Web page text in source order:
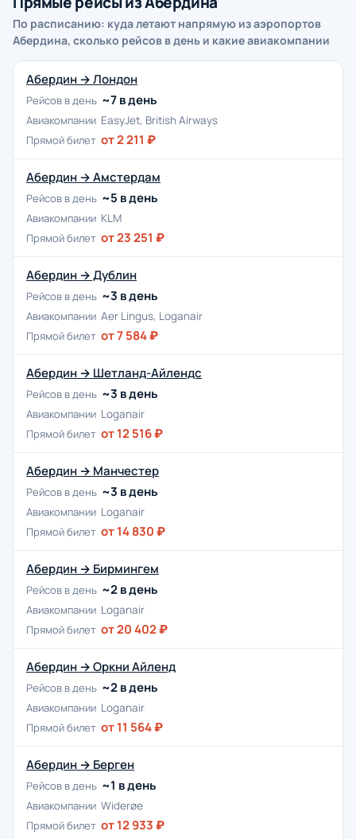
По расписанию: куда летают напрямую из аэропортов
Абердина, сколько рейсов в день и какие авиакомпании
Абердин → Лондон
Рейсов в день ~7 в день
Авиакомпании EasyJet, British Airways
Прямой билет от 2 211 ₽
Абердин → Амстердам
Рейсов в день ~5 в день
Авиакомпании KLM
Прямой билет от 23 251 ₽
Абердин → Дублин
Рейсов в день ~3 в день
Авиакомпании Aer Lingus, Loganair
Прямой билет от 7 584 ₽
Абердин → Шетланд-Айлендс
Рейсов в день ~3 в день
Авиакомпании Loganair
Прямой билет от 12 516 ₽
Абердин → Манчестер
Рейсов в день ~3 в день
Авиакомпании Loganair
Прямой билет от 14 830 ₽
Абердин → Бирмингем
Рейсов в день ~2 в день
Авиакомпании Loganair
Прямой билет от 20 402 ₽
Абердин → Оркни Айленд
Рейсов в день ~2 в день
Авиакомпании Loganair
Прямой билет от 11 564 ₽
Абердин → Берген
Рейсов в день ~1 в день
Авиакомпании Widerøe
Прямой билет от 12 933 ₽